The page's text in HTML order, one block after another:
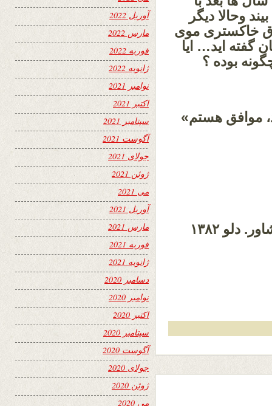
وحالا دیگر
خاکستری موی
گفته اید… ایا
بوده ؟
موافق هستم»
* پرتو نادری. روبه رو با واصف باختری. پشاور. دلو ۱۳۸۲
آوریل 2022
مارس 2022
فوریه 2022
ژانویه 2022
نوامبر 2021
اکتبر 2021
سپتامبر 2021
آگوست 2021
جولای 2021
ژوئن 2021
می 2021
آوریل 2021
مارس 2021
فوریه 2021
ژانویه 2021
دسامبر 2020
نوامبر 2020
اکتبر 2020
سپتامبر 2020
آگوست 2020
جولای 2020
ژوئن 2020
می 2020